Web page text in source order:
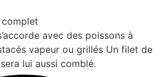
complet
avec des poissons à
vapeur ou grillés Un filet de
lui aussi comblé.